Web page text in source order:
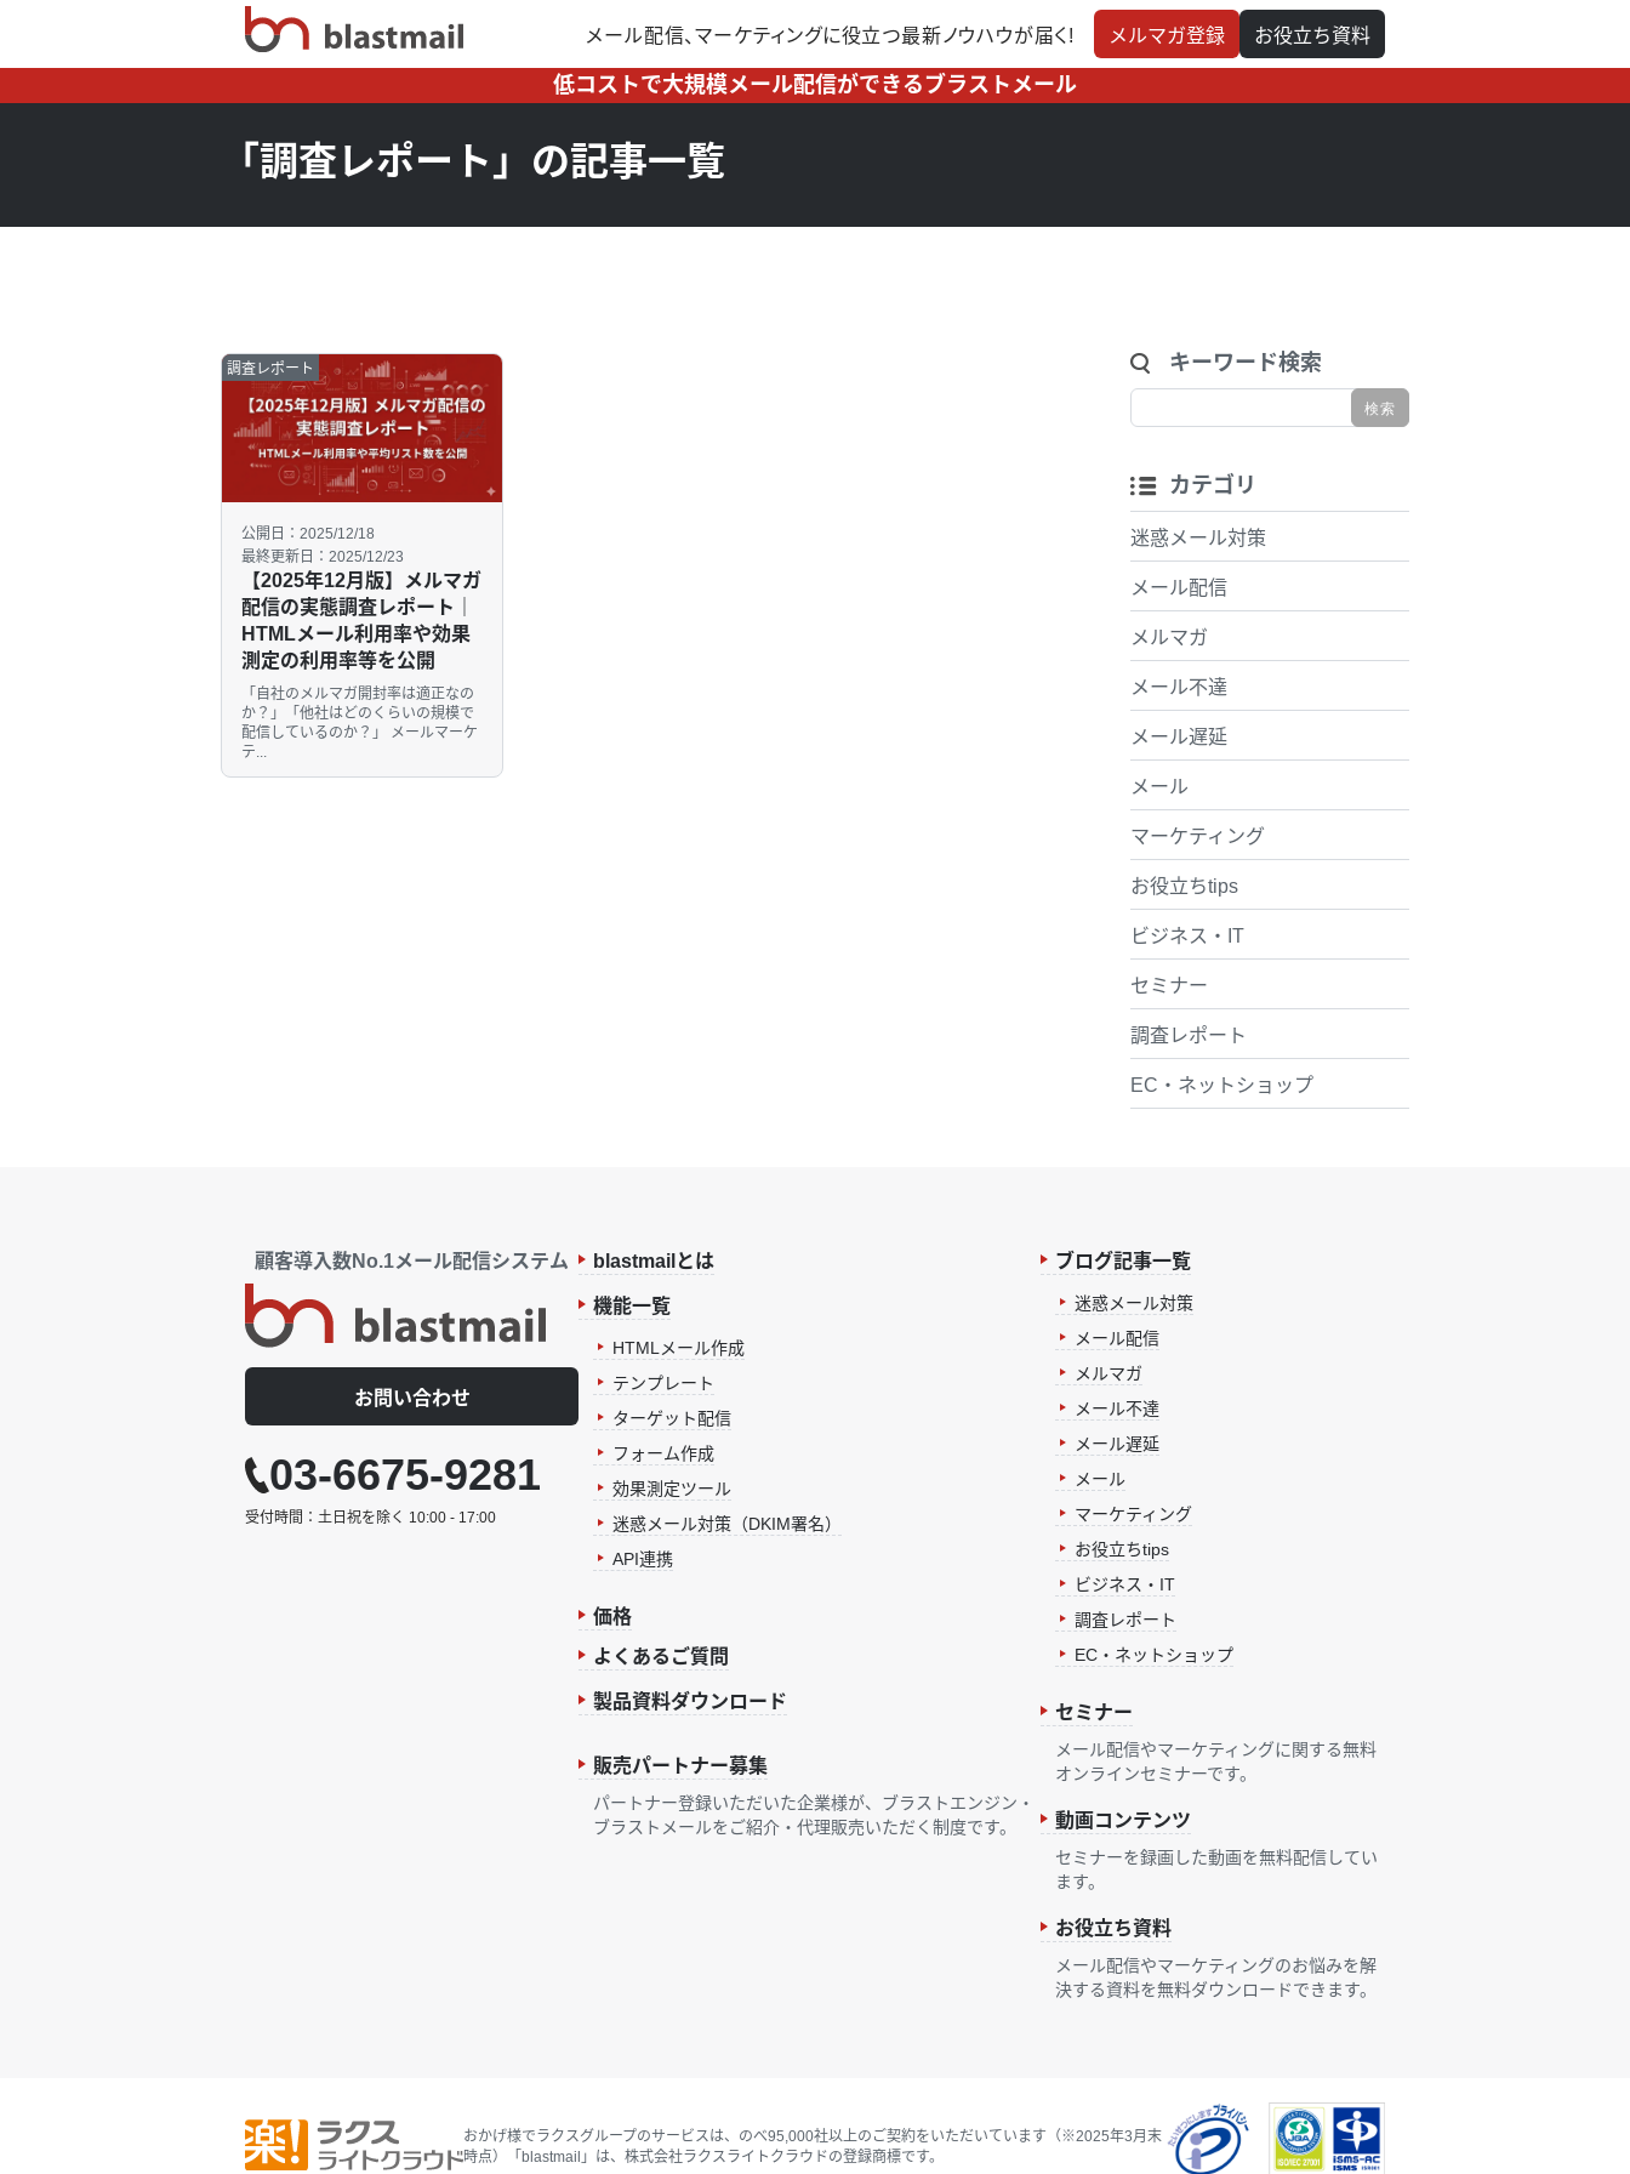
メール配信、マーケティングに役立つ最新ノウハウが届く! メルマガ登録 お役立ち資料
低コストで大規模メール配信ができるブラストメール
「調査レポート」の記事一覧
公開日：2025/12/18
最終更新日：2025/12/23
調査レポート
【2025年12月版】メルマガ
配信の実態調査レポート｜
HTMLメール利用率や効果
測定の利用率等を公開
「自社のメルマガ開封率は適正なの
か？」「他社はどのくらいの規模で
配信しているのか？」 メールマーケ
テ...
キーワード検索
カテゴリ
迷惑メール対策
メール配信
メルマガ
メール不達
メール遅延
メール
マーケティング
お役立ちtips
ビジネス・IT
セミナー
調査レポート
EC・ネットショップ
顧客導入数No.1メール配信システム
お問い合わせ
03-6675-9281
受付時間：土日祝を除く 10:00 - 17:00
blastmailとは
機能一覧
HTMLメール作成
テンプレート
ターゲット配信
フォーム作成
効果測定ツール
迷惑メール対策（DKIM署名）
API連携
価格
よくあるご質問
製品資料ダウンロード
販売パートナー募集
パートナー登録いただいた企業様が、ブラストエンジン・
ブラストメールをご紹介・代理販売いただく制度です。
ブログ記事一覧
迷惑メール対策
メール配信
メルマガ
メール不達
メール遅延
メール
マーケティング
お役立ちtips
ビジネス・IT
調査レポート
EC・ネットショップ
セミナー
メール配信やマーケティングに関する無料
オンラインセミナーです。
動画コンテンツ
セミナーを録画した動画を無料配信してい
ます。
お役立ち資料
メール配信やマーケティングのお悩みを解
決する資料を無料ダウンロードできます。
おかげ様でラクスグループのサービスは、のべ95,000社以上のご契約をいただいています（※2025年3月末
時点）「blastmail」は、株式会社ラクスライトクラウドの登録商標です。